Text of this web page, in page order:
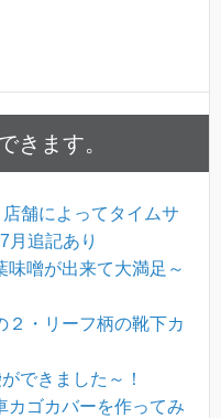
きます。
舗によってタイムサ
月追記あり
味噌が出来て大満足～
２・リーフ柄の靴下カ
できました～！
カゴカバーを作ってみ